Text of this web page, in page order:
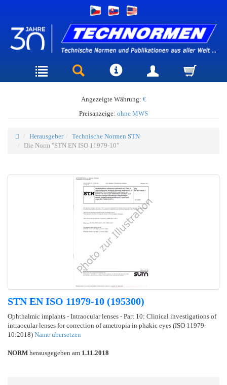
Angezeigte Währung: €
Preisanzeige: ohne MWS
Herausgeber
Technische Normen STN
Die Norm "STN EN ISO 11979-10"
STN EN ISO 11979-10 (195300)
Ophthalmic implants - Intraocular lenses - Part 10: Clinical investigations of
intraocular lenses for correction of ametropia in phakic eyes (ISO 11979-
10:2018) Name übersetzen
NORM herausgegeben am 1.11.2018